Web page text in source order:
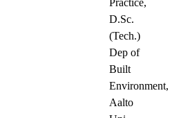
D.Sc.
(Tech.)
Dep of
Built
Environment,
Aalto